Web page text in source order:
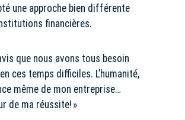
une approche bien différente
financières.
que nous avons tous besoin
ces temps difficiles. L’humanité,
même de mon entreprise…
de ma réussite! »